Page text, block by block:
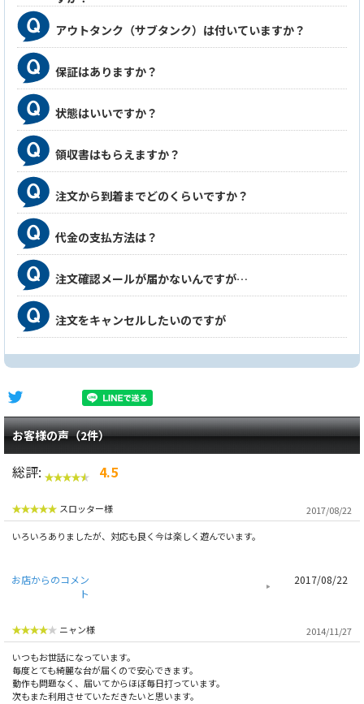
アウトタンク（サブタンク）は付いていますか？
保証はありますか？
状態はいいですか？
領収書はもらえますか？
注文から到着までどのくらいですか？
代金の支払方法は？
注文確認メールが届かないんですが…
注文をキャンセルしたいのですが
お客様の声（2件）
総評: 4.5
スロッター様
2017/08/22
いろいろありましたが、対応も良く今は楽しく遊んでいます。
お店からのコメン
ト
2017/08/22
ニャン様
2014/11/27
いつもお世話になっています。
毎度とても綺麗な台が届くので安心できます。
動作も問題なく、届いてからほぼ毎日打っています。
次もまた利用させていただきたいと思います。